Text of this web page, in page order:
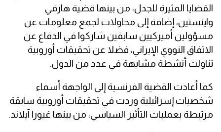
القضايا المثيرة للجدل، من بينها قضية هارفي
واينستين، إضافة إلى محاولات لجمع معلومات عن
مسؤولين أميركيين سابقين شاركوا في الدفاع عن
الاتفاق النووي الإيراني، فضلا عن تحقيقات أوروبية
تناولت أنشطة مشابهة في عدد من الدول.
كما أعادت القضية الفرنسية إلى الواجهة أسماء
شخصيات إسرائيلية وردت في تحقيقات أوروبية سابقة
مرتبطة بعمليات التأثير السياسي، من بينها غيورا آيلاند.